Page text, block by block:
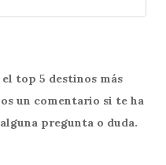
top 5 destinos más
un comentario si te ha
pregunta o duda.